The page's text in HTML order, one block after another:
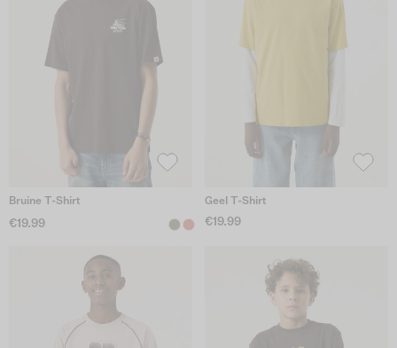
Bruine T-Shirt
€19.99
Geel T-Shirt
€19.99